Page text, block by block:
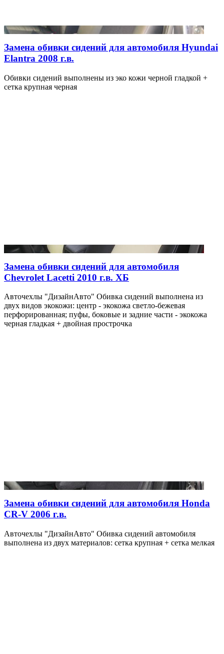
Замена обивки сидений для автомобиля Hyundai
Elantra 2008 г.в.
Обивки сидений выполнены из эко кожи черной гладкой +
сетка крупная черная
Замена обивки сидений для автомобиля
Chevrolet Lacetti 2010 г.в. ХБ
Авточехлы "ДизайнАвто" Обивка сидений выполнена из
двух видов экокожи: центр - экокожа светло-бежевая
перфорированная; пуфы, боковые и задние части - экокожа
черная гладкая + двойная прострочка
Замена обивки сидений для автомобиля Honda
CR-V 2006 г.в.
Авточехлы "ДизайнАвто" Обивка сидений автомобиля
выполнена из двух материалов: сетка крупная + сетка мелкая